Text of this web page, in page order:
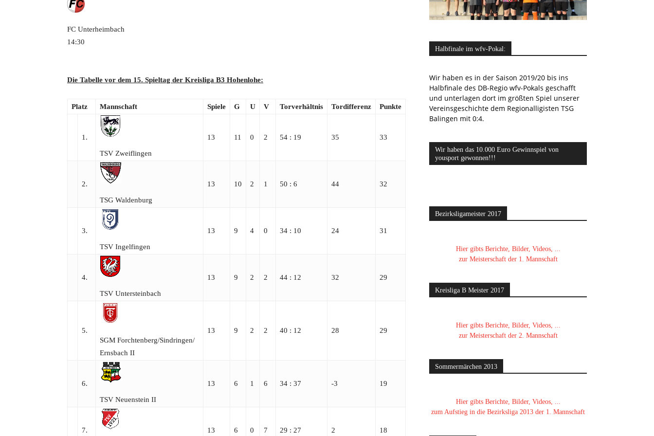
FC Unterheimbach
14:30
Die Tabelle vor dem 15. Spieltag der Kreisliga B3 Hohenlohe:
Platz Mannschaft Spiele G U V Torverhältnis Tordifferenz Punkte
1.
TSV Zweiflingen
13 11 0 2 54 : 19 35 33
2.
TSG Waldenburg
13 10 2 1 50 : 6 44 32
3.
TSV Ingelfingen
13 9 4 0 34 : 10 24 31
4.
TSV Untersteinbach
13 9 2 2 44 : 12 32 29
5.
SGM Forchtenberg/​Sindringen/​
Ernsbach II
13 9 2 2 40 : 12 28 29
6.
TSV Neuenstein II
13 6 1 6 34 : 37 -3 19
7. 13 6 0 7 29 : 27 2 18
Halbfinale im wfv-Pokal:
Wir haben es in der Saison 2019/20 bis ins
Halbfinale des DB-Regio wfv-Pokals geschafft
und unterlagen dort im größten Spiel unserer
Vereinsgeschichte dem Regionalligisten TSG
Balingen mit 0:4.
Wir haben das 10.000 Euro Gewinnspiel von
yousport gewonnen!!!
Bezirksligameister 2017
Hier gibts Berichte, Bilder, Videos, ...
zur Meisterschaft der 1. Mannschaft
Kreisliga B Meister 2017
Hier gibts Berichte, Bilder, Videos, ...
zur Meisterschaft der 2. Mannschaft
Sommermärchen 2013
Hier gibts Berichte, Bilder, Videos, ...
zum Aufstieg in die Bezirksliga 2013 der 1. Mannschaft